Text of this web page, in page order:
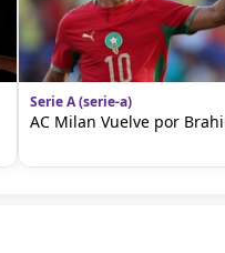
Serie A (serie-a)
AC Milan Vuelve por